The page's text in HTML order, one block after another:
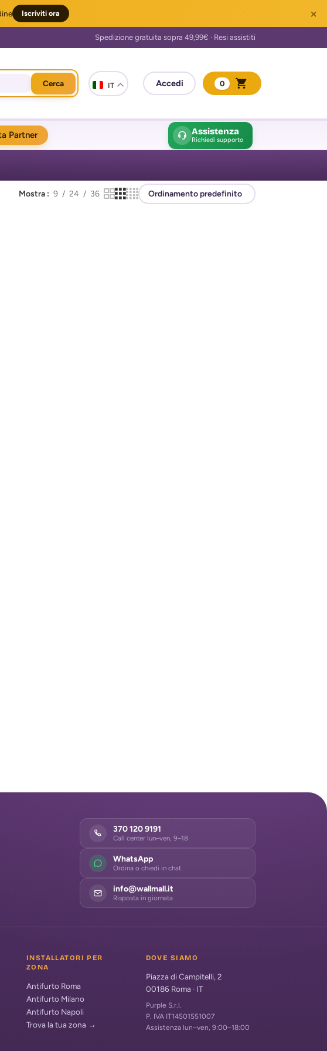
Iscriviti ora ×
Cerca IT 0
Partner Assistenza
Richiedi supporto
Mostra 9 24 36
370 120 9191
Call center lun–ven, 9–18
WhatsApp
Ordina o chiedi in chat
info@wallmall.it
Risposta in giornata
INSTALLATORI PER
ZONA
Antifurto Roma
Antifurto Milano
Antifurto Napoli
Trova la tua zona →
DOVE SIAMO
Piazza di Campitelli, 2
00186 Roma · IT
Purple S.r.l.
P. IVA IT14501551007
Assistenza lun–ven, 9:00–18:00